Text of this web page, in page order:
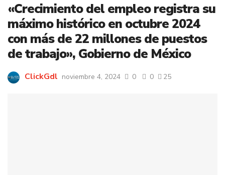
«Crecimiento del empleo registra su
máximo histórico en octubre 2024
con más de 22 millones de puestos
de trabajo», Gobierno de México
ClickGdl noviembre 4, 2024 0 0 25